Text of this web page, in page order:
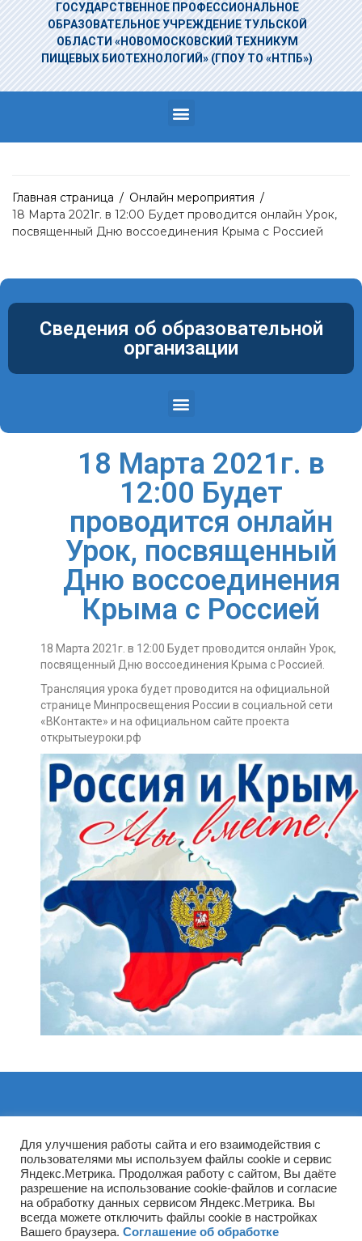
ГОСУДАРСТВЕННОЕ ПРОФЕССИОНАЛЬНОЕ
ОБРАЗОВАТЕЛЬНОЕ УЧРЕЖДЕНИЕТУЛЬСКОЙ
ОБЛАСТИ «НОВОМОСКОВСКИЙ ТЕХНИКУМ
ПИЩЕВЫХ БИОТЕХНОЛОГИЙ» (ГПОУ ТО «НТПБ»)
Главная страница / Онлайн мероприятия /
18 Марта 2021г. в 12:00 Будет проводится онлайн Урок,
посвященный Дню воссоединения Крыма с Россией
Сведения об образовательной
организации
18 Марта 2021г. в
12:00 Будет
проводится онлайн
Урок, посвященный
Дню воссоединения
Крыма с Россией
18 Марта 2021г. в 12:00 Будет проводится онлайн Урок,
посвященный Дню воссоединения Крыма с Россией.
Трансляция урока будет проводится на официальной
странице Минпросвещения России в социальной сети
«ВКонтакте» и на официальном сайте проекта
открытыеуроки.рф
Архивы
Для улучшения работы сайта и его взаимодействия с
пользователями мы используем файлы cookie и сервис
Яндекс.Метрика. Продолжая работу с сайтом, Вы даёте
разрешение на использование cookie-файлов и согласие
на обработку данных сервисом Яндекс.Метрика. Вы
всегда можете отключить файлы cookie в настройках
Вашего браузера. Соглашение об обработке